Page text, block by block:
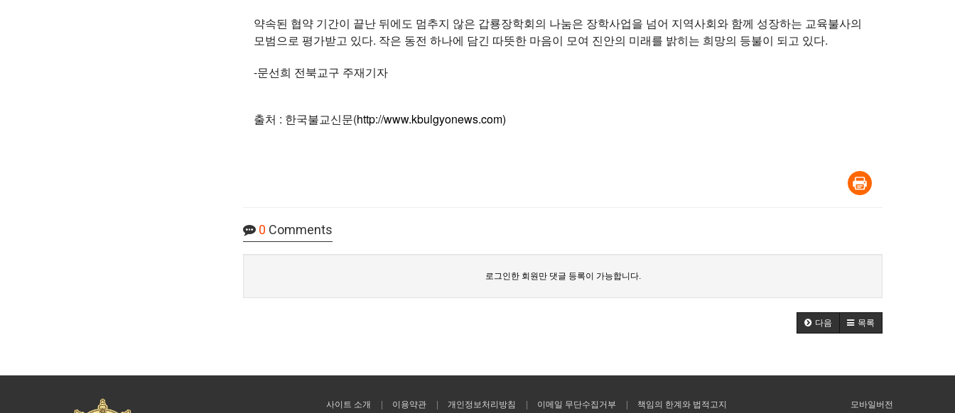
약속된 협약 기간이 끝난 뒤에도 멈추지 않은 갑룡장학회의 나눔은 장학사업을 넘어 지역사회와 함께 성장하는 교육불사의
모범으로 평가받고 있다. 작은 동전 하나에 담긴 따뜻한 마음이 모여 진안의 미래를 밝히는 희망의 등불이 되고 있다.
-문선희 전북교구 주재기자
출처 : 한국불교신문(http://www.kbulgyonews.com)
0 Comments
로그인한 회원만 댓글 등록이 가능합니다.
다음 목록
사이트 소개 이용약관 개인정보처리방침 이메일 무단수집거부 책임의 한계와 법적고지 모바일버전